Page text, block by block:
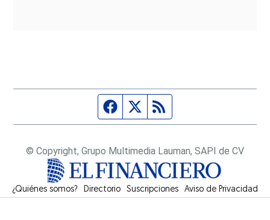
Página de Facebook
Fuente Twitter
© Copyright, Grupo Multimedia Lauman, SAPI de CV
¿Quiénes somos? Directorio Suscripciones Opens in new window
Aviso de Privacidad